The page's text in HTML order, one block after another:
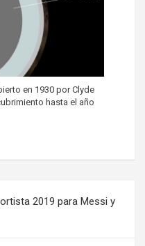
en 1930 por Clyde
hasta el año
2019 para Messi y